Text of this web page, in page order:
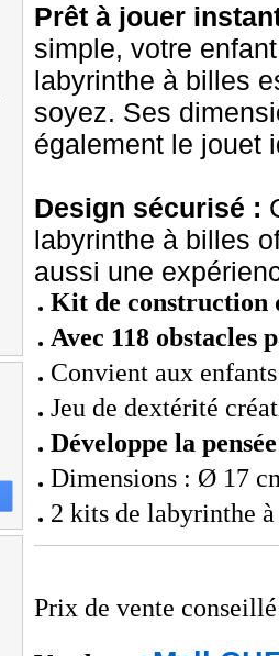
Prêt à jouer
simple, votre
labyrinthe à billes
soyez. Ses
également le jouet
Design sécurisé :
labyrinthe à billes
aussi une
Kit de construction
Avec 118 obstacles
Convient aux
Jeu de dextérité
Développe la
Dimensions : Ø 17
2 kits de labyrinthe
Prix de vente